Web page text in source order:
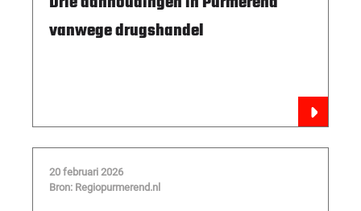
vanwege drugshandel
20 februari 2026
Bron: Regiopurmerend.nl